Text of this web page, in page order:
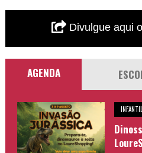
Divulgue aqui
AGENDA
INFANTIL